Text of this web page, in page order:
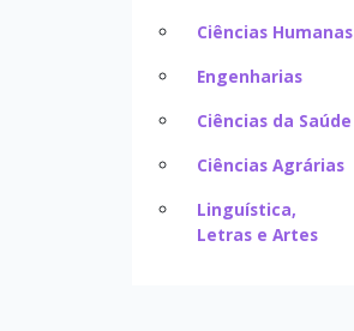
Ciências Humanas
Engenharias
Ciências da Saúde
Ciências Agrárias
Linguística,
Letras e Artes